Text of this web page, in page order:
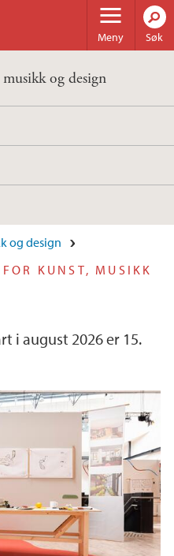
Meny Søk
og design
og design
KUNST, MUSIKK
i august 2026 er 15.